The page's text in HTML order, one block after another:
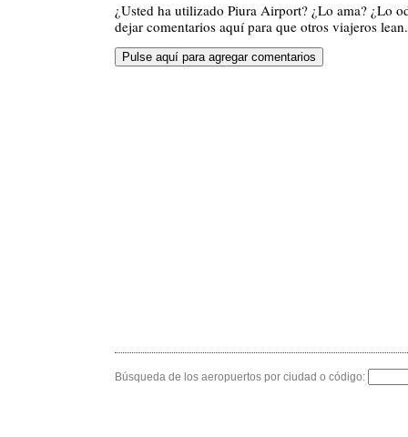
¿Usted ha utilizado Piura Airport? ¿Lo ama? ¿Lo
dejar comentarios aquí para que otros viajeros lean.
Búsqueda de los aeropuertos por ciudad o código: